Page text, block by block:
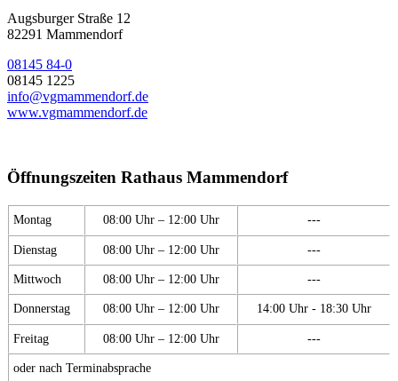
Augsburger Straße 12
82291 Mammendorf
08145 84-0
08145 1225
info@vgmammendorf.de
www.vgmammendorf.de
Öffnungszeiten Rathaus Mammendorf
Montag 08:00 Uhr – 12:00 Uhr ---
Dienstag 08:00 Uhr – 12:00 Uhr ---
Mittwoch 08:00 Uhr – 12:00 Uhr ---
Donnerstag 08:00 Uhr – 12:00 Uhr 14:00 Uhr - 18:30 Uhr
Freitag 08:00 Uhr – 12:00 Uhr ---
oder nach Terminabsprache